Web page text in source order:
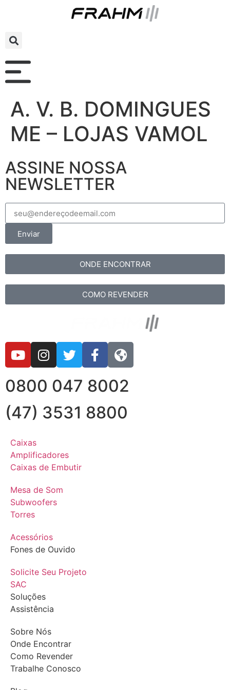
A. V. B. DOMINGUES
ME – LOJAS VAMOL
ASSINE NOSSA
NEWSLETTER
Enviar
ONDE ENCONTRAR
COMO REVENDER
0800 047 8002
(47) 3531 8800
Caixas
Amplificadores
Caixas de Embutir
Mesa de Som
Subwoofers
Torres
Acessórios
Fones de Ouvido
Solicite Seu Projeto
SAC
Soluções
Assistência
Sobre Nós
Onde Encontrar
Como Revender
Trabalhe Conosco